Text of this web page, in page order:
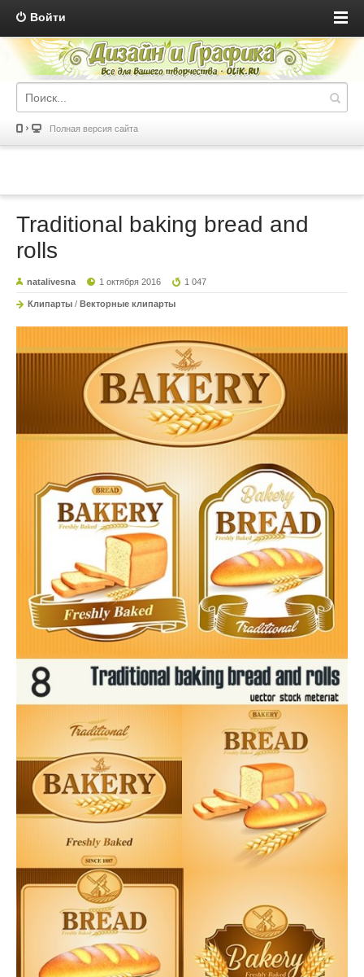
Войти
Полная версия сайта
Traditional baking bread and
rolls
natalivesna 1 октября 2016 1 047
Клипарты / Векторные клипарты